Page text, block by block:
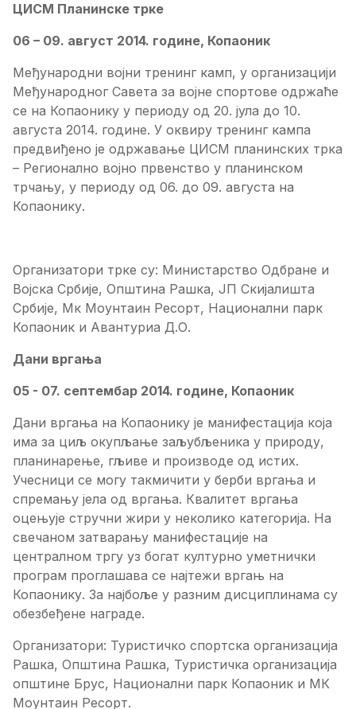
ЦИСМ Планинске трке
06 – 09. август 2014. године, Копаоник
Међународни војни тренинг камп, у организацији
Међународног Савета за војне спортове одржаће
се на Копаонику у периоду од 20. јула до 10.
августа 2014. године. У оквиру тренинг кампа
предвиђено је одржавање ЦИСМ планинских трка
– Регионално војно првенство у планинском
трчању, у периоду од 06. до 09. августа на
Копаонику.
Организатори трке су: Министарство Одбране и
Војска Србије, Општина Рашка, ЈП Скијалишта
Србије, Мк Моунтаин Ресорт, Национални парк
Копаоник и Авантуриа Д.О.
Дани вргања
05 - 07. септембар 2014. године, Копаоник
Дани вргања на Копаонику је манифестација која
има за циљ окупљање заљубљеника у природу,
планинарење, гљиве и производе од истих.
Учесници се могу такмичити у берби вргања и
спремању јела од вргања. Квалитет вргања
оцењује стручни жири у неколико категорија. На
свечаном затварању манифестације на
централном тргу уз богат културно уметнички
програм проглашава се најтежи вргањ на
Копаонику. За најбоље у разним дисциплинама су
обезбеђене награде.
Организатори: Туристичко спортска организација
Рашка, Општина Рашка, Туристичка организација
општине Брус, Национални парк Копаоник и МК
Моунтаин Ресорт.